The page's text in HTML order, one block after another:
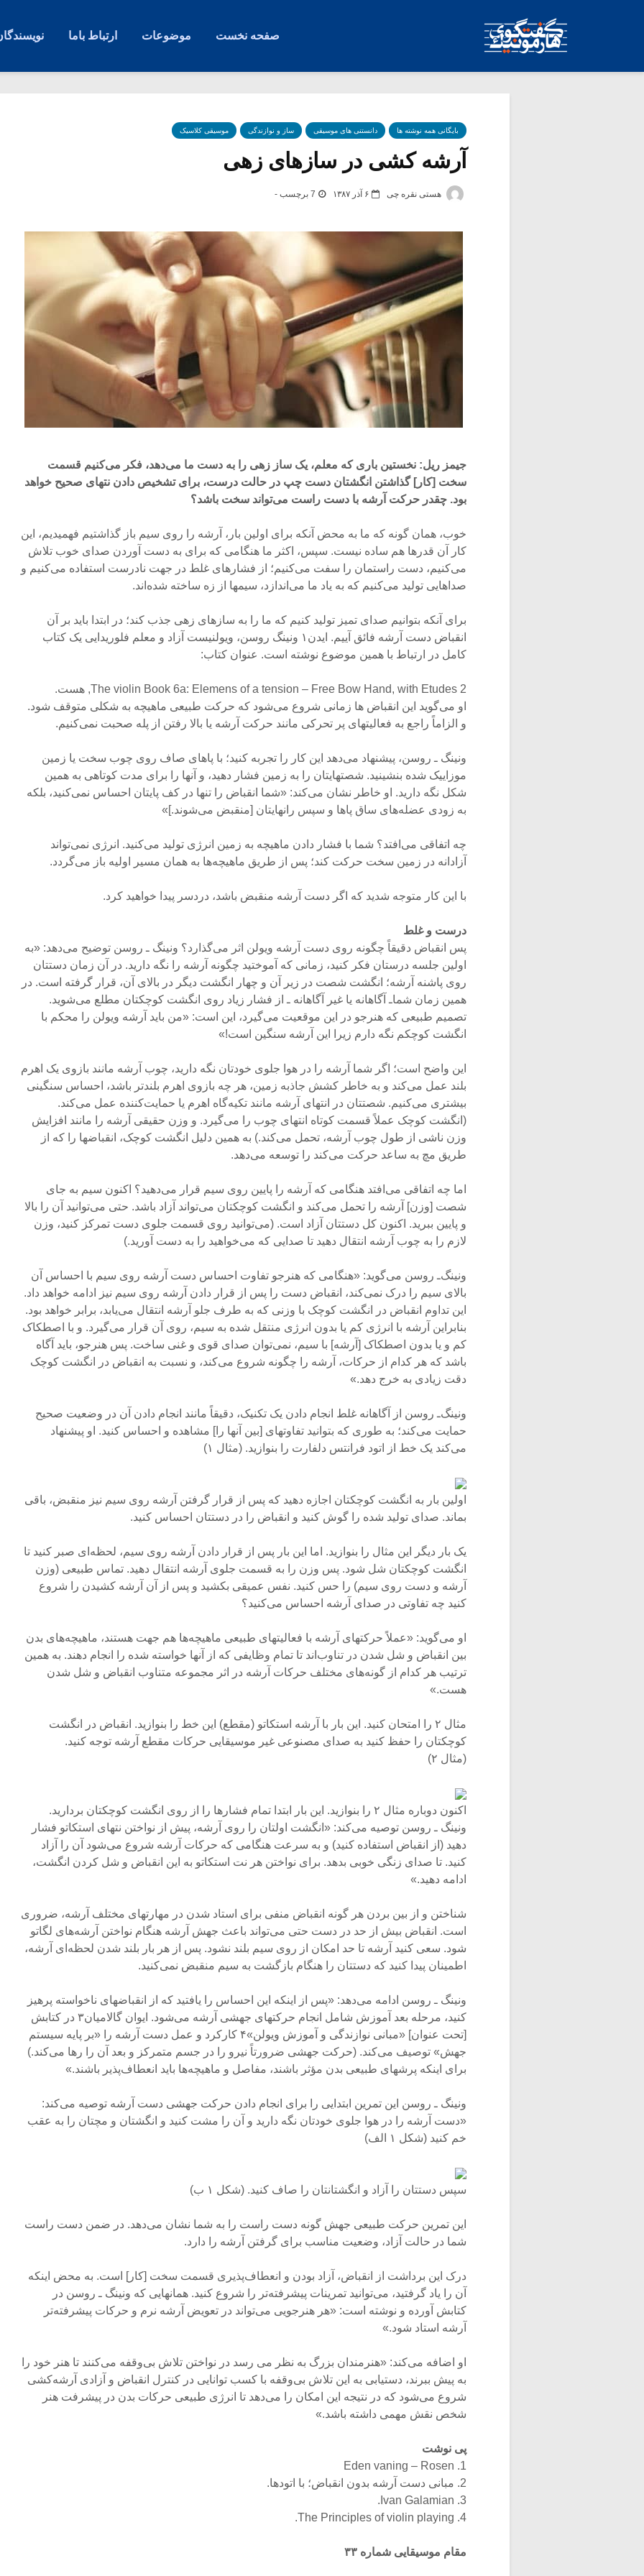
صفحه نخست موضوعات ارتباط باما
بایگانی همه نوشته ها دانستنی های موسیقی ساز و نوازندگی موسیقی کلاسیک
آرشه کشی در سازهای زهی
هستی نقره چی ۶ آذر ۱۳۸۷ 7 برچسب -
جیمز ریل: نخستین باری که معلم، یک ساز زهی را به دست ما می‌دهد، فکر می‌کنیم قسمت
سخت [کار] گذاشتن انگشتان دست چپ در حالت درست، برای تشخیص دادن نتهای صحیح خواهد
بود. چقدر حرکت آرشه با دست راست می‌تواند سخت باشد؟
خوب، همان گونه که ما به محض آنکه برای اولین بار، آرشه را روی سیم باز گذاشتیم فهمیدیم، این
کار آن قدرها هم ساده نیست. سپس، اکثر ما هنگامی که برای به دست آوردن صدای خوب تلاش
می‌کنیم، دست راستمان را سفت می‌کنیم؛ از فشارهای غلط در جهت نادرست استفاده می‌کنیم و
صداهایی تولید می‌کنیم که به یاد ما می‌اندازد، سیمها از زه ساخته شده‌اند.
برای آنکه بتوانیم صدای تمیز تولید کنیم که ما را به سازهای زهی جذب کند؛ در ابتدا باید بر آن
انقباض دست آرشه فائق آییم. ایدن۱ ونینگ روسن، ویولنیست آزاد و معلم فلوریدایی یک کتاب
کامل در ارتباط با همین موضوع نوشته است. عنوان کتاب:
The violin Book 6a: Elemens of a tension – Free Bow Hand, with Etudes 2, هست.
او می‌گوید این انقباض ها زمانی شروع می‌شود که حرکت طبیعی ماهیچه به شکلی متوقف شود.
و الزاماً راجع به فعالیتهای پر تحرکی مانند حرکت آرشه یا بالا رفتن از پله صحبت نمی‌کنیم.
ونینگ ـ روسن، پیشنهاد می‌دهد این کار را تجربه کنید؛ با پاهای صاف روی چوب سخت یا زمین
موزاییک شده بنشینید. شصتهایتان را به زمین فشار دهید، و آنها را برای مدت کوتاهی به همین
شکل نگه دارید. او خاطر نشان می‌کند: «شما انقباض را تنها در کف پایتان احساس نمی‌کنید، بلکه
به زودی عضله‌های ساق پاها و سپس رانهایتان [منقبض می‌شوند.]»
چه اتفاقی می‌افتد؟ شما با فشار دادن ماهیچه به زمین انرژی تولید می‌کنید. انرژی نمی‌تواند
آزادانه در زمین سخت حرکت کند؛ پس از طریق ماهیچه‌ها به همان مسیر اولیه باز می‌گردد.
با این کار متوجه شدید که اگر دست آرشه منقبض باشد، دردسر پیدا خواهید کرد.
درست و غلط
پس انقباض دقیقاً چگونه روی دست آرشه ویولن اثر می‌گذارد؟ ونینگ ـ روسن توضیح می‌دهد: «به
اولین جلسه درستان فکر کنید، زمانی که آموختید چگونه آرشه را نگه دارید. در آن زمان دستتان
روی پاشنه آرشه؛ انگشت شصت در زیر آن و چهار انگشت دیگر در بالای آن، قرار گرفته است. در
همین زمان شماـ آگاهانه یا غیر آگاهانه ـ از فشار زیاد روی انگشت کوچکتان مطلع می‌شوید.
تصمیم طبیعی که هنرجو در این موقعیت می‌گیرد، این است: «من باید آرشه ویولن را محکم با
انگشت کوچکم نگه دارم زیرا این آرشه سنگین است!»
این واضح است؛ اگر شما آرشه را در هوا جلوی خودتان نگه دارید، چوب آرشه مانند بازوی یک اهرم
بلند عمل می‌کند و به خاطر کشش جاذبه زمین، هر چه بازوی اهرم بلندتر باشد، احساس سنگینی
بیشتری می‌کنیم. شصتتان در انتهای آرشه مانند تکیه‌گاه اهرم یا حمایت‌کننده عمل می‌کند.
(انگشت کوچک عملاً قسمت کوتاه انتهای چوب را می‌گیرد. و وزن حقیقی آرشه را مانند افزایش
وزن ناشی از طول چوب آرشه، تحمل می‌کند.) به همین دلیل انگشت کوچک، انقباضها را که از
طریق مچ به ساعد حرکت می‌کند را توسعه می‌دهد.
اما چه اتفاقی می‌افتد هنگامی که آرشه را پایین روی سیم قرار می‌دهید؟ اکنون سیم به جای
شصت [وزن] آرشه را تحمل می‌کند و انگشت کوچکتان می‌تواند آزاد باشد. حتی می‌توانید آن را بالا
و پایین ببرید. اکنون کل دستتان آزاد است. (می‌توانید روی قسمت جلوی دست تمرکز کنید، وزن
لازم را به چوب آرشه انتقال دهید تا صدایی که می‌خواهید را به دست آورید.)
ونینگ‌ـ روسن می‌گوید: «هنگامی که هنرجو تفاوت احساس دست آرشه روی سیم با احساس آن
بالای سیم را درک نمی‌کند، انقباض دست را پس از قرار دادن آرشه روی سیم نیز ادامه خواهد داد.
این تداوم انقباض در انگشت کوچک با وزنی که به طرف جلو آرشه انتقال می‌یابد، برابر خواهد بود.
بنابراین آرشه با انرژی کم یا بدون انرژی منتقل شده به سیم، روی آن قرار می‌گیرد. و با اصطکاک
کم و یا بدون اصطکاک [آرشه] با سیم، نمی‌توان صدای قوی و غنی ساخت. پس هنرجو، باید آگاه
باشد که هر کدام از حرکات، آرشه را چگونه شروع می‌کند، و نسبت به انقباض در انگشت کوچک
دقت زیادی به خرج دهد.»
ونینگ‌ـ روسن از آگاهانه غلط انجام دادن یک تکنیک، دقیقاً مانند انجام دادن آن در وضعیت صحیح
حمایت می‌کند؛ به طوری که بتوانید تفاوتهای [بین آنها را] مشاهده و احساس کنید. او پیشنهاد
می‌کند یک خط از اتود فرانتس دلفارت را بنوازید. (مثال ۱)
اولین بار به انگشت کوچکتان اجازه دهید که پس از قرار گرفتن آرشه روی سیم نیز منقبض، باقی
بماند. صدای تولید شده را گوش کنید و انقباض را در دستتان احساس کنید.
یک بار دیگر این مثال را بنوازید. اما این بار پس از قرار دادن آرشه روی سیم، لحظه‌ای صبر کنید تا
انگشت کوچکتان شل شود. پس وزن را به قسمت جلوی آرشه انتقال دهید. تماس طبیعی (وزن
آرشه و دست روی سیم) را حس کنید. نفس عمیقی بکشید و پس از آن آرشه کشیدن را شروع
کنید چه تفاوتی در صدای آرشه احساس می‌کنید؟
او می‌گوید: «عملاً حرکتهای آرشه با فعالیتهای طبیعی ماهیچه‌ها هم جهت هستند، ماهیچه‌های بدن
بین انقباض و شل شدن در تناوب‌اند تا تمام وظایفی که از آنها خواسته شده را انجام دهند. به همین
ترتیب هر کدام از گونه‌های مختلف حرکات آرشه در اثر مجموعه متناوب انقباض و شل شدن
هست.»
مثال ۲ را امتحان کنید. این بار با آرشه استکاتو (مقطع) این خط را بنوازید. انقباض در انگشت
کوچکتان را حفظ کنید به صدای مصنوعی غیر موسیقایی حرکات مقطع آرشه توجه کنید.
(مثال ۲)
اکنون دوباره مثال ۲ را بنوازید. این بار ابتدا تمام فشارها را از روی انگشت کوچکتان بردارید.
ونینگ ـ روسن توصیه می‌کند: «انگشت اولتان را روی آرشه، پیش از نواختن نتهای استکاتو فشار
دهید (از انقباض استفاده کنید) و به سرعت هنگامی که حرکات آرشه شروع می‌شود آن را آزاد
کنید. تا صدای زنگی خوبی بدهد. برای نواختن هر نت استکاتو به این انقباض و شل کردن انگشت،
ادامه دهید.»
شناختن و از بین بردن هر گونه انقباض منفی برای استاد شدن در مهارتهای مختلف آرشه، ضروری
است. انقباض بیش از حد در دست حتی می‌تواند باعث جهش آرشه هنگام نواختن آرشه‌های لگاتو
شود. سعی کنید آرشه تا حد امکان از روی سیم بلند نشود. پس از هر بار بلند شدن لحظه‌ای آرشه،
اطمینان پیدا کنید که دستتان را هنگام بازگشت به سیم منقبض نمی‌کنید.
ونینگ ـ روسن ادامه می‌دهد: «پس از اینکه این احساس را یافتید که از انقباضهای ناخواسته پرهیز
کنید، مرحله بعد آموزش شامل انجام حرکتهای جهشی آرشه می‌شود. ایوان گالامیان۳ در کتابش
[تحت عنوان] «مبانی نوازندگی و آموزش ویولن»۴ کارکرد و عمل دست‌ آرشه را «بر پایه سیستم
جهش» توصیف می‌کند. (حرکت جهشی ضرورتاً نیرو را در جسم متمرکز و بعد آن را رها می‌کند.)
برای اینکه پرشهای طبیعی بدن مؤثر باشند، مفاصل و ماهیچه‌ها باید انعطاف‌پذیر باشند.»
ونینگ ـ روسن این تمرین ابتدایی را برای انجام دادن حرکت جهشی دست آرشه توصیه می‌کند:
«دست آرشه را در هوا جلوی خودتان نگه دارید و آن را مشت کنید و انگشتان و مچتان را به عقب
خم کنید (شکل ۱ الف)
سپس دستتان را آزاد و انگشتانتان را صاف کنید. (شکل ۱ ب)
این تمرین حرکت طبیعی جهش گونه دست راست را به شما نشان می‌دهد. در ضمن دست راست
شما در حالت آزاد، وضعیت مناسب برای گرفتن آرشه را دارد.
درک این برداشت از انقباض، آزاد بودن و انعطاف‌پذیری قسمت سخت [کار] است. به محض اینکه
آن را یاد گرفتید، می‌توانید تمرینات پیشرفته‌تر را شروع کنید. همانهایی که ونینگ ـ‌ روسن در
کتابش آورده و نوشته است: «هر هنرجویی می‌تواند در تعویض آرشه نرم و حرکات پیشرفته‌تر
آرشه استاد شود.»
او اضافه می‌کند: «هنرمندان بزرگ به نظر می رسد در نواختن تلاش بی‌وقفه می‌کنند تا هنر خود را
به پیش ببرند، دستیابی به این تلاش بی‌وقفه با کسب توانایی در کنترل انقباض و آزادی آرشه‌کشی
شروع می‌شود که در نتیجه این امکان را می‌دهد تا انرژی طبیعی حرکات بدن در پیشرفت هنر
شخص نقش مهمی داشته باشد.»
پی نوشت
1. Eden vaning – Rosen
2. مبانی دست آرشه بدون انقباض؛ با اتودها.
3. Ivan Galamian.
4. The Principles of violin playing.
مقام موسیقایی شماره ۳۳